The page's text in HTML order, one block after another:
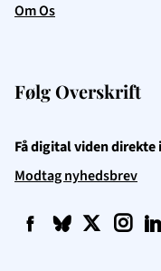
Om Os
Følg Overskrift
Få digital viden
Modtag nyhedsbrev
f q t i l